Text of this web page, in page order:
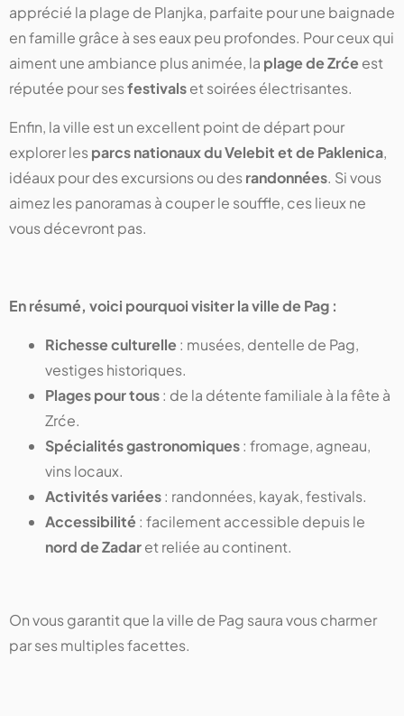
apprécié la plage de Planjka, parfaite pour une baignade
en famille grâce à ses eaux peu profondes. Pour ceux qui
aiment une ambiance plus animée, la plage de Zrćeest
réputée pour sesfestivalset soirées électrisantes.
Enfin, la ville est un excellent point de départ pour
explorer lesparcs nationaux du Velebit et de Paklenica,
idéaux pour des excursions ou desrandonnées. Si vous
aimez les panoramas à couper le souffle, ces lieux ne
vous décevront pas.
En résumé, voici pourquoi visiter la ville de Pag :
Richesse culturelle: musées, dentelle de Pag,
vestiges historiques.
Plages pour tous: de la détente familiale à la fête à
Zrće.
Spécialités gastronomiques: fromage, agneau,
vins locaux.
Activités variées: randonnées, kayak, festivals.
Accessibilité: facilement accessible depuis le
nord de Zadaret reliée au continent.
On vous garantit que la ville de Pag saura vous charmer
par ses multiples facettes.